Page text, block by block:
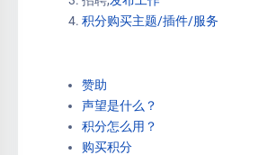
积分购买主题/插件/服务
赞助
声望是什么？
积分怎么用？
购买积分